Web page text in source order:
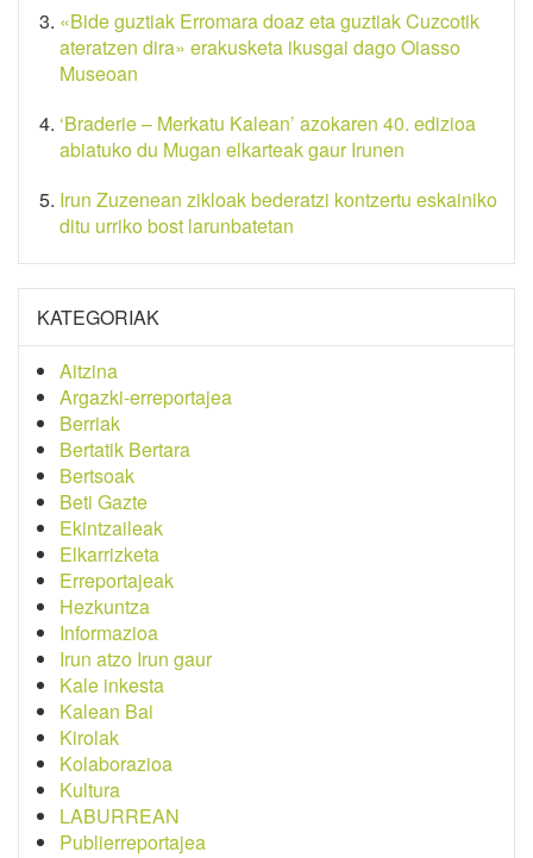
«Bide guztiak Erromara doaz eta guztiak Cuzcotik
ateratzen dira» erakusketa ikusgai dago Oiasso
Museoan
‘Braderie – Merkatu Kalean’ azokaren 40. edizioa
abiatuko du Mugan elkarteak gaur Irunen
Irun Zuzenean zikloak bederatzi kontzertu eskainiko
ditu urriko bost larunbatetan
KATEGORIAK
Aitzina
Argazki-erreportajea
Berriak
Bertatik Bertara
Bertsoak
Beti Gazte
Ekintzaileak
Elkarrizketa
Erreportajeak
Hezkuntza
Informazioa
Irun atzo Irun gaur
Kale inkesta
Kalean Bai
Kirolak
Kolaborazioa
Kultura
LABURREAN
Publierreportajea